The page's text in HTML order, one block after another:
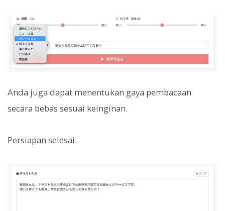
Anda juga dapat menentukan gaya pembacaan
secara bebas sesuai keinginan.
Persiapan selesai.